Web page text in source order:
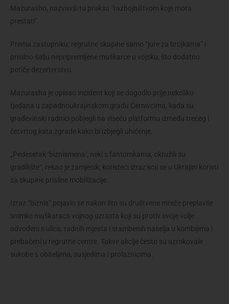
Mazurasho, nazvavši tu praksu “razbojništvom koje mora
prestati”.
Prema zastupniku, regrutne skupine samo “jure za brojkama” i
prisilno šalju nepripremljene muškarce u vojsku, što dodatno
potiče dezerterstvo.
Mazurasha je opisao incident koji se dogodio prije nekoliko
tjedana u zapadnoukrajinskom gradu Černivcima, kada su
građevinski radnici pobjegli na viseću platformu između trećeg i
četvrtog kata zgrade kako bi izbjegli uhićenje.
„Pedesetak ‘biznismena’, neki s fantomkama, okružili su
gradilište“, rekao je zamjenik, koristeći izraz koji se u Ukrajini koristi
za skupine prisilne mobilizacije.
Izraz “biznis” pojavio se nakon što su društvene mreže preplavile
snimke muškaraca vojnog uzrasta koji su protiv svoje volje
odvođeni s ulica, radnih mjesta i stambenih naselja u kombijima i
prebačeni u regrutne centre. Takve akcije često su uzrokovale
sukobe s obiteljima, susjedima i prolaznicima.